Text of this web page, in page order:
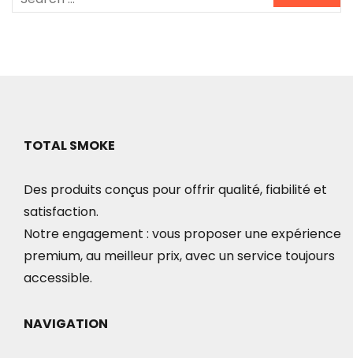
TOTAL SMOKE
Des produits conçus pour offrir qualité, fiabilité et
satisfaction.
Notre engagement : vous proposer une expérience
premium, au meilleur prix, avec un service toujours
accessible.
NAVIGATION